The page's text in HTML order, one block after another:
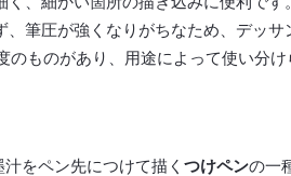
筆圧が強くなりがちなため、デッ
のものがあり、用途によって使い分け
をペン先につけて描く つけペンの一